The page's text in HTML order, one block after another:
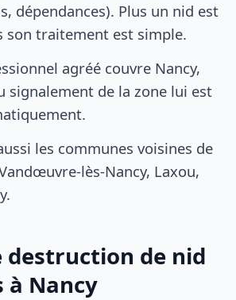
dépendances). Plus un nid est
son traitement est simple.
agréé couvre Nancy,
signalement de la zone lui est
les communes voisines de
lès-Nancy, Laxou,
destruction de nid
à Nancy